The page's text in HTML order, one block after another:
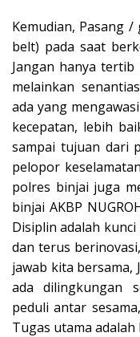
Kemudian, Pasang
belt) pada saat
Jangan hanya
melainkan
ada yang
kecepatan, lebih
sampai tujuan dari
pelopor
polres binjai juga
binjai AKBP
Disiplin adalah
dan terus
jawab kita bersama,
ada dilingkungan
peduli antar
Tugas utama